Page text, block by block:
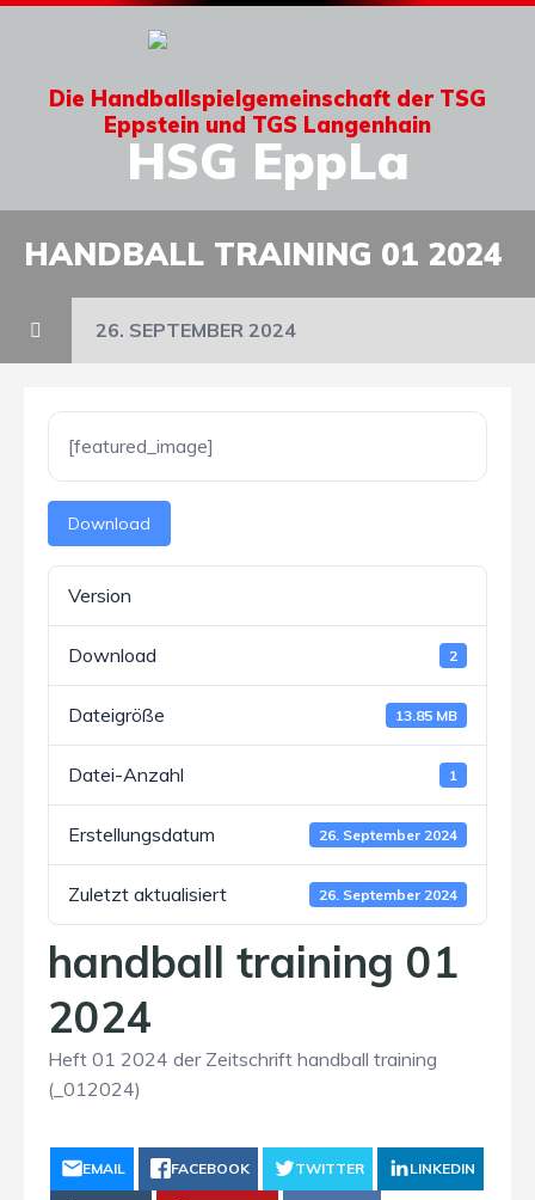
Die Handballspielgemeinschaft der TSG
Eppstein und TGS Langenhain
HSG EppLa
HANDBALL TRAINING 01 2024
26. SEPTEMBER 2024
[featured_image]
Download
Version
Download 2
Dateigröße 13.85 MB
Datei-Anzahl 1
Erstellungsdatum 26. September 2024
Zuletzt aktualisiert 26. September 2024
handball training 01
2024
Heft 01 2024 der Zeitschrift handball training
(_012024)
EMAIL FACEBOOK TWITTER LINKEDIN